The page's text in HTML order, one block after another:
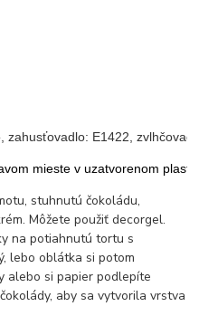
zahusťovadlo: E1422,
mieste v uzatvorenom
stuhnutú čokoládu,
Môžete použiť decorgel.
na potiahnutú tortu s
lebo oblátka si potom
alebo si papier podlepíte
aby sa vytvorila vrstva